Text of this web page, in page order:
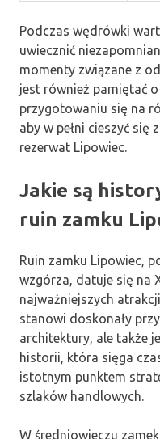
Podczas wędrówki
uwiecznić
momenty związane z
jest również pamiętać
przygotowaniu się na
aby w pełni cieszyć się
rezerwat Lipowiec.
Jakie są
ruin zamku
Ruin zamku Lipowiec,
wzgórza, datuje się na
najważniejszych
stanowi doskonały
architektury, ale także
historii, która sięga
istotnym punktem
szlaków handlowych.
W średniowieczu